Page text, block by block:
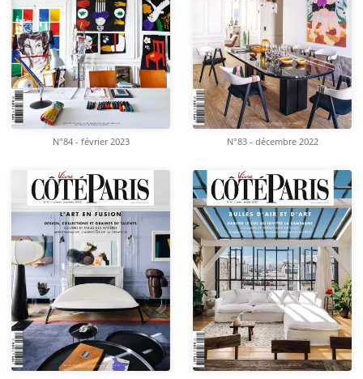
N°84 - février 2023 N°83 - décembre 2022